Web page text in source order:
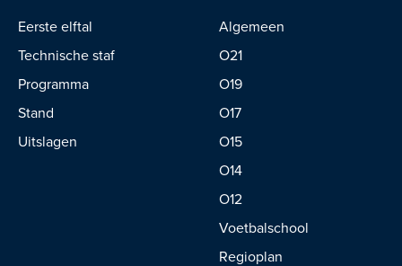
Eerste elftal
Technische staf
Programma
Stand
Uitslagen
Algemeen
O21
O19
O17
O15
O14
O12
Voetbalschool
Regioplan